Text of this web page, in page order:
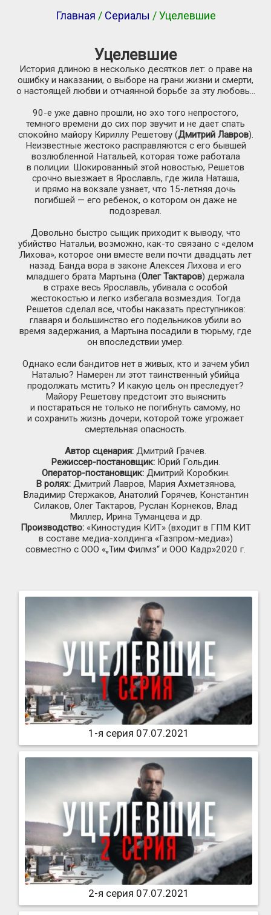
Главная / Сериалы / Уцелевшие
Уцелевшие
История длиною в несколько десятков лет: о праве на
ошибку и наказании, о выборе на грани жизни и смерти,
о настоящей любви и отчаянной борьбе за эту любовь…
90-е уже давно прошли, но эхо того непростого,
темного времени до сих пор звучит и не дает спать
спокойно майору Кириллу Решетову (Дмитрий Лавров).
Неизвестные жестоко расправляются с его бывшей
возлюбленной Натальей, которая тоже работала
в полиции. Шокированный этой новостью, Решетов
срочно выезжает в Ярославль, где жила Наташа,
и прямо на вокзале узнает, что 15-летняя дочь
погибшей — его ребенок, о котором он даже не
подозревал.
Довольно быстро сыщик приходит к выводу, что
убийство Натальи, возможно, как-то связано с «делом
Лихова», которое они вместе вели почти двадцать лет
назад. Банда вора в законе Алексея Лихова и его
младшего брата Мартына (Олег Тактаров) держала
в страхе весь Ярославль, убивала с особой
жестокостью и легко избегала возмездия. Тогда
Решетов сделал все, чтобы наказать преступников:
главаря и большинство его подельников убили во
время задержания, а Мартына посадили в тюрьму, где
он впоследствии умер.
Однако если бандитов нет в живых, кто и зачем убил
Наталью? Намерен ли этот таинственный убийца
продолжать мстить? И какую цель он преследует?
Майору Решетову предстоит это выяснить
и постараться не только не погибнуть самому, но
и сохранить жизнь дочери, которой тоже угрожает
смертельная опасность.
Автор сценария: Дмитрий Грачев.
Режиссер-постановщик: Юрий Гольдин.
Оператор-постановщик:Дмитрий Коробкин.
В ролях:Дмитрий Лавров, Мария Ахметзянова,
Владимир Стержаков, Анатолий Горячев, Константин
Силаков, Олег Тактаров, Руслан Корнеков, Влад
Миллер, Ирина Туманцева и др.
Производство:«Киностудия КИТ» (входит в ГПМ КИТ
в составе медиа-холдинга «Газпром-медиа»)
совместно с ООО «„Тим Филмз“ и ООО Кадр»2020 г.
1-я серия 07.07.2021
2-я серия 07.07.2021